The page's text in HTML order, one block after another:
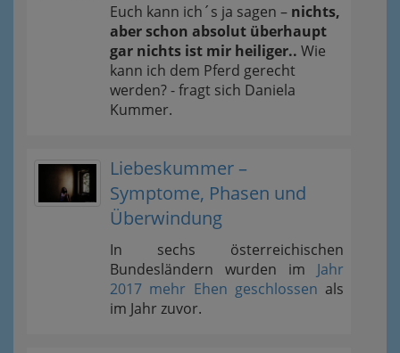
Euch kann ich´s ja sagen – nichts,
aber schon absolut überhaupt
gar nichts ist mir heiliger.. Wie
kann ich dem Pferd gerecht
werden? - fragt sich Daniela
Kummer.
Liebeskummer –
Symptome, Phasen und
Überwindung
In sechs österreichischen
Bundesländern wurden im Jahr
2017 mehr Ehen geschlossen als
im Jahr zuvor.